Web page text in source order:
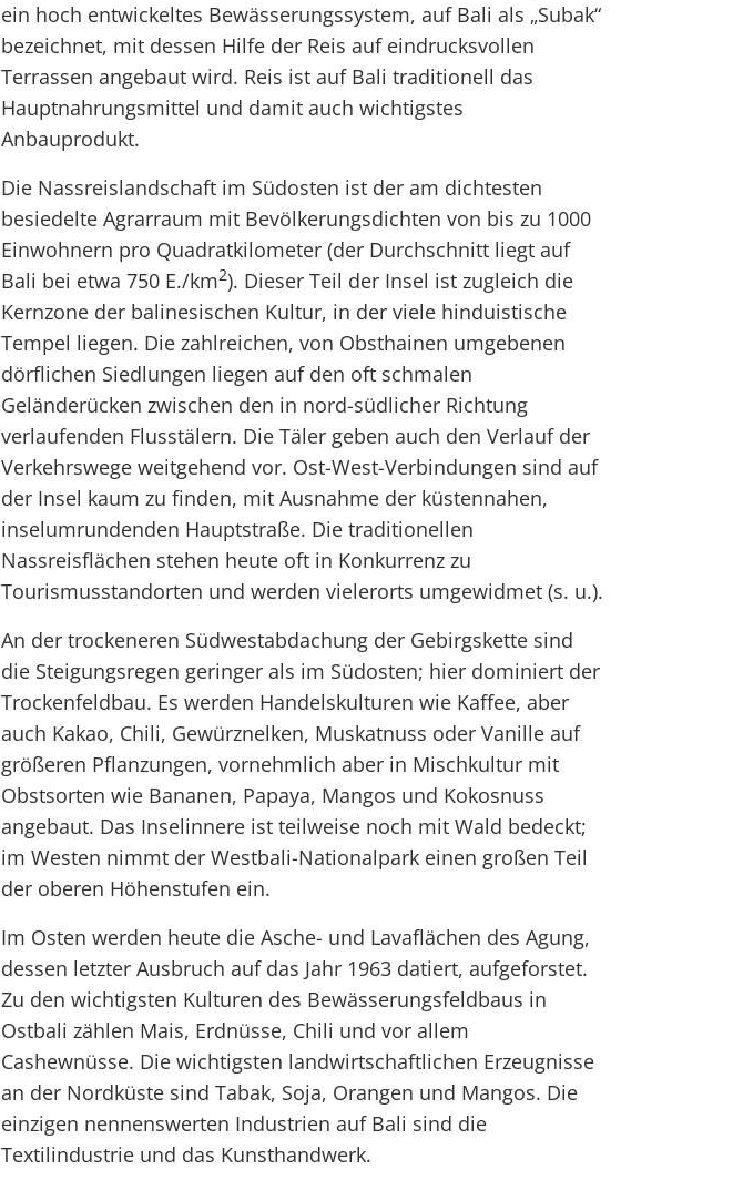
ein hoch entwickeltes Bewässerungssystem, auf Bali als „Subak“
bezeichnet, mit dessen Hilfe der Reis auf eindrucksvollen
Terrassen angebaut wird. Reis ist auf Bali traditionell das
Hauptnahrungsmittel und damit auch wichtigstes
Anbauprodukt.
Die Nassreislandschaft im Südosten ist der am dichtesten
besiedelte Agrarraum mit Bevölkerungsdichten von bis zu 1000
Einwohnern pro Quadratkilometer (der Durchschnitt liegt auf
Bali bei etwa 750 E./km2). Dieser Teil der Insel ist zugleich die
Kernzone der balinesischen Kultur, in der viele hinduistische
Tempel liegen. Die zahlreichen, von Obsthainen umgebenen
dörflichen Siedlungen liegen auf den oft schmalen
Geländerücken zwischen den in nord-südlicher Richtung
verlaufenden Flusstälern. Die Täler geben auch den Verlauf der
Verkehrswege weitgehend vor. Ost-West-Verbindungen sind auf
der Insel kaum zu finden, mit Ausnahme der küstennahen,
inselumrundenden Hauptstraße. Die traditionellen
Nassreisflächen stehen heute oft in Konkurrenz zu
Tourismusstandorten und werden vielerorts umgewidmet (s. u.).
An der trockeneren Südwestabdachung der Gebirgskette sind
die Steigungsregen geringer als im Südosten; hier dominiert der
Trockenfeldbau. Es werden Handelskulturen wie Kaffee, aber
auch Kakao, Chili, Gewürznelken, Muskatnuss oder Vanille auf
größeren Pflanzungen, vornehmlich aber in Mischkultur mit
Obstsorten wie Bananen, Papaya, Mangos und Kokosnuss
angebaut. Das Inselinnere ist teilweise noch mit Wald bedeckt;
im Westen nimmt der Westbali-Nationalpark einen großen Teil
der oberen Höhenstufen ein.
Im Osten werden heute die Asche- und Lavaflächen des Agung,
dessen letzter Ausbruch auf das Jahr 1963 datiert, aufgeforstet.
Zu den wichtigsten Kulturen des Bewässerungsfeldbaus in
Ostbali zählen Mais, Erdnüsse, Chili und vor allem
Cashewnüsse. Die wichtigsten landwirtschaftlichen Erzeugnisse
an der Nordküste sind Tabak, Soja, Orangen und Mangos. Die
einzigen nennenswerten Industrien auf Bali sind die
Textilindustrie und das Kunsthandwerk.